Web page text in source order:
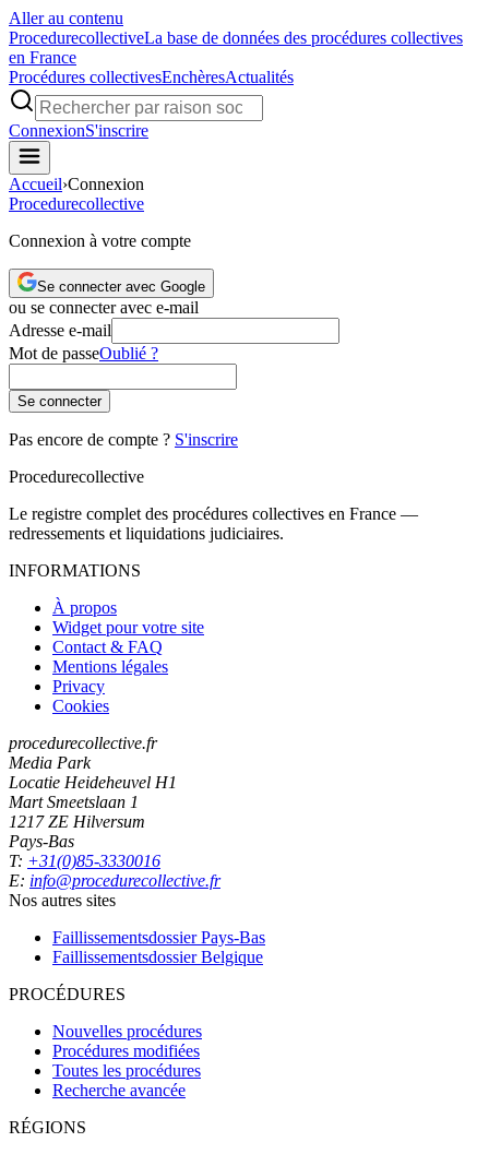
Aller au contenu
ProcedurecollectiveLa base de données des procédures collectives
en France
Procédures collectivesEnchèresActualités
ConnexionS'inscrire
Accueil›Connexion
Procedurecollective
Connexion à votre compte
Se connecter avec Google
ou se connecter avec e-mail
Adresse e-mail
Mot de passeOublié ?
Se connecter
Pas encore de compte ? S'inscrire
Procedurecollective
Le registre complet des procédures collectives en France —
redressements et liquidations judiciaires.
INFORMATIONS
À propos
Widget pour votre site
Contact & FAQ
Mentions légales
Privacy
Cookies
procedurecollective.fr
Media Park
Locatie Heideheuvel H1
Mart Smeetslaan 1
1217 ZE Hilversum
Pays-Bas
T: +31(0)85-3330016
E: info@procedurecollective.fr
Nos autres sites
Faillissementsdossier Pays-Bas
Faillissementsdossier Belgique
PROCÉDURES
Nouvelles procédures
Procédures modifiées
Toutes les procédures
Recherche avancée
RÉGIONS